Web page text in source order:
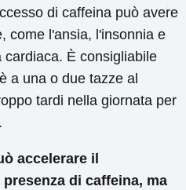
di caffeina può avere
come l'ansia, l'insonnia e
cardiaca. È consigliabile
a una o due tazze al
tardi nella giornata per
accelerare il
di caffeina, ma